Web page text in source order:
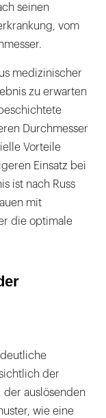
seinen
vom
medizinischer
zu erwarten
Durchmesser
Vorteile
Einsatz bei
ist nach Russ
mit
die optimale
der
auslösenden
wie eine